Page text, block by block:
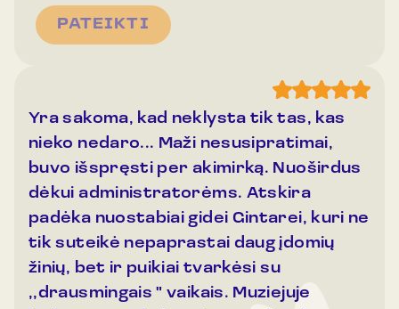
Yra sakoma, kad neklysta tik tas, kas
nieko nedaro... Maži nesusipratimai,
buvo išspręsti per akimirką. Nuoširdus
dėkui administratorėms. Atskira
padėka nuostabiai gidei Gintarei, kuri ne
tik suteikė nepaprastai daug įdomių
žinių, bet ir puikiai tvarkėsi su
,,drausmingais " vaikais. Muziejuje
t
i
k
s
PATEIKTI